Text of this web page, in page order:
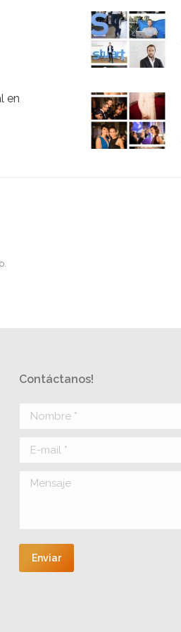
en
Contáctanos!
Nombre *
E-mail *
Mensaje
Enviar